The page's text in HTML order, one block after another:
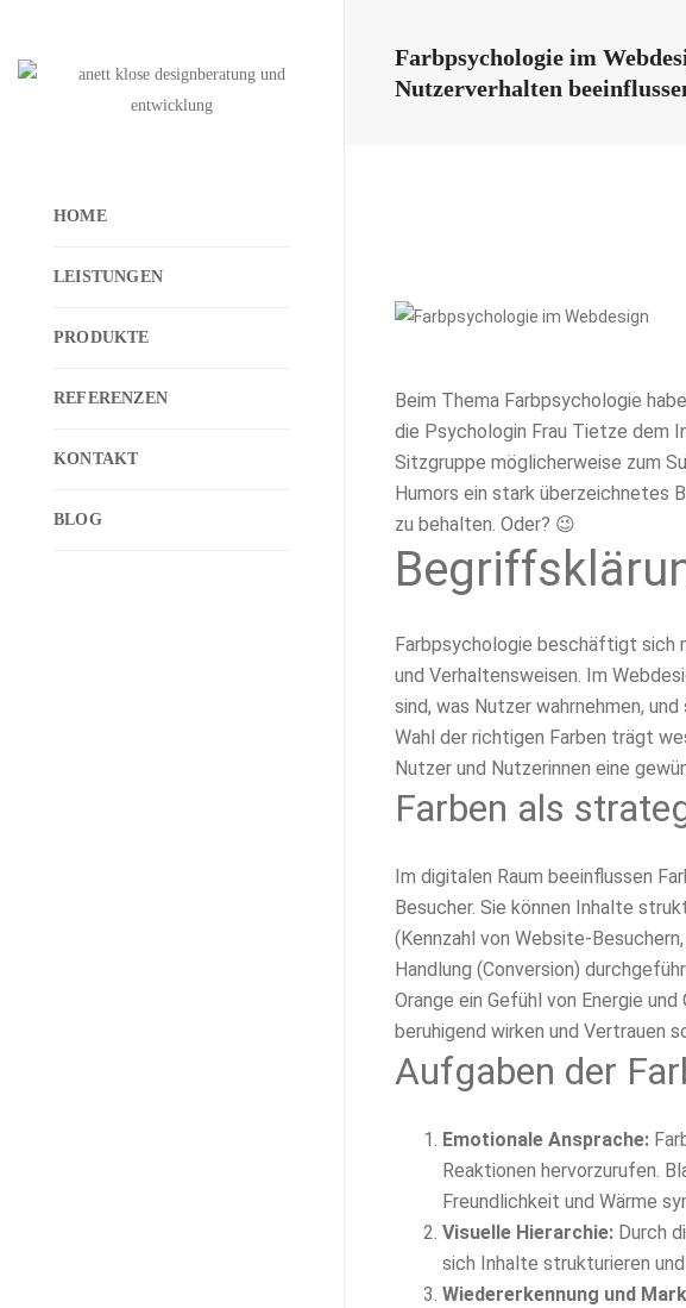
HOME
LEISTUNGEN
PRODUKTE
REFERENZEN
KONTAKT
BLOG
Farbpsychologie im
Nutzerverhalten
Beim Thema Farbpsychologie
die Psychologin Frau Tietze dem
Sitzgruppe möglicherweise zum
Humors ein stark überzeichnetes
zu behalten. Oder? 😉
Farbpsychologie beschäftigt sich
und Verhaltensweisen. Im
sind, was Nutzer wahrnehmen,
Wahl der richtigen Farben trägt
Nutzer und Nutzerinnen eine
Farben als
Im digitalen Raum beeinflussen
Besucher. Sie können Inhalte
(Kennzahl von Website-
Handlung (Conversion)
Orange ein Gefühl von Energie
beruhigend wirken und Vertrauen
Aufgaben der
Emotionale Ansprache:
Reaktionen hervorzurufen.
Freundlichkeit und Wärme
Visuelle Hierarchie: Durch
sich Inhalte strukturieren
Wiedererkennung und